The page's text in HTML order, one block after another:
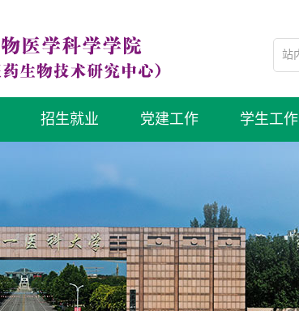
招生就业 党建工作 学生工作